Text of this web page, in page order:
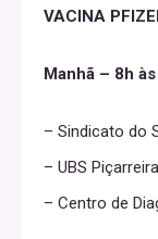
VACINA
Manhã – 8h
– Sindicato do
– UBS Piçarreira
– Centro de